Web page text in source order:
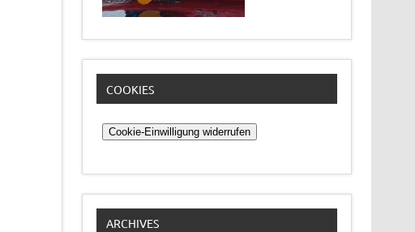
COOKIES
Cookie-Einwilligung widerrufen
ARCHIVES